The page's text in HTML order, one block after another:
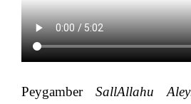
Peygamber SallAllahu